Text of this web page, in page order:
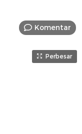
Komentar
Perbesar